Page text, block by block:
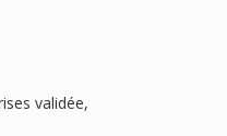
validée,